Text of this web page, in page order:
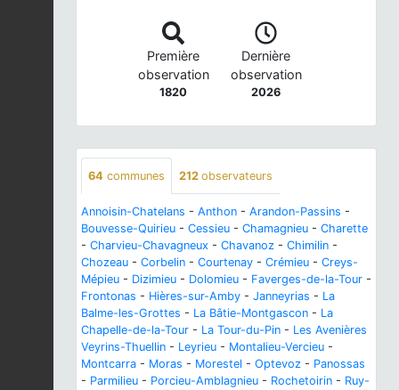
Première
observation
1820
Dernière
observation
2026
64 communes 212 observateurs
Annoisin-Chatelans - Anthon - Arandon-Passins -
Bouvesse-Quirieu - Cessieu - Chamagnieu - Charette
- Charvieu-Chavagneux - Chavanoz - Chimilin -
Chozeau - Corbelin - Courtenay - Crémieu - Creys-
Mépieu - Dizimieu - Dolomieu - Faverges-de-la-Tour -
Frontonas - Hières-sur-Amby - Janneyrias - La
Balme-les-Grottes - La Bâtie-Montgascon - La
Chapelle-de-la-Tour - La Tour-du-Pin - Les Avenières
Veyrins-Thuellin - Leyrieu - Montalieu-Vercieu -
Montcarra - Moras - Morestel - Optevoz - Panossas
- Parmilieu - Porcieu-Amblagnieu - Rochetoirin - Ruy-